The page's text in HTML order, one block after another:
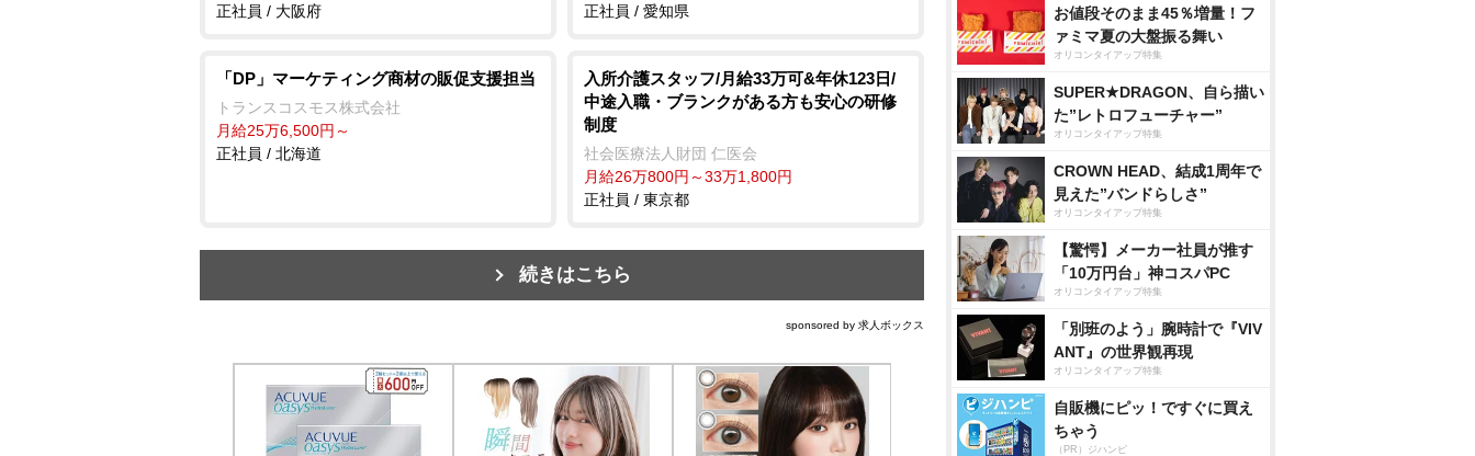
正社員 / 大阪府
正社員 / 愛知県
「DP」マーケティング商材の販促支援担当
トランスコスモス株式会社
月給25万6,500円～
正社員 / 北海道
入所介護スタッフ/月給33万可&年休123日/
中途入職・ブランクがある方も安心の研修
制度
社会医療法人財団 仁医会
月給26万800円～33万1,800円
正社員 / 東京都
続きはこちら
sponsored by 求人ボックス
お値段そのまま45％増量！フ
ァミマ夏の大盤振る舞い
オリコンタイアップ特集
SUPER★DRAGON、自ら描い
た”レトロフューチャー”
オリコンタイアップ特集
CROWN HEAD、結成1周年で
見えた”バンドらしさ”
オリコンタイアップ特集
【驚愕】メーカー社員が推す
「10万円台」神コスパPC
オリコンタイアップ特集
「別班のよう」腕時計で『VIV
ANT』の世界観再現
オリコンタイアップ特集
自販機にピッ！ですぐに買え
ちゃう
（PR）ジハンピ